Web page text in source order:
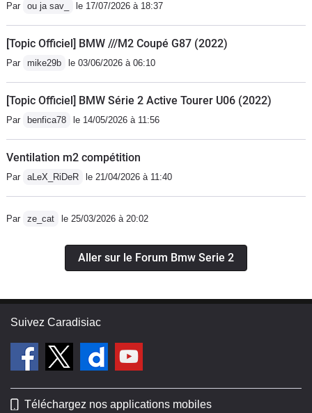
Par ou ja sav_ le 17/07/2026 à 18:37
[Topic Officiel] BMW ///M2 Coupé G87 (2022)
Par mike29b le 03/06/2026 à 06:10
[Topic Officiel] BMW Série 2 Active Tourer U06 (2022)
Par benfica78 le 14/05/2026 à 11:56
Ventilation m2 compétition
Par aLeX_RiDeR le 21/04/2026 à 11:40
Par ze_cat le 25/03/2026 à 20:02
Aller sur le Forum Bmw Serie 2
Suivez Caradisiac
Téléchargez nos applications mobiles